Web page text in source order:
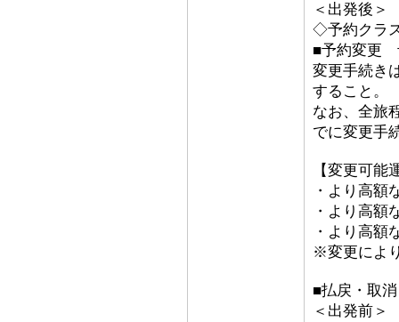
＜出発後
◇予約クラ
■予約変更
変更手続き
すること。
なお、全旅
でに変更手
【変更可能
・より高額
・より高額
・より高額
※変更によ
■払戻・取消
＜出発前＞